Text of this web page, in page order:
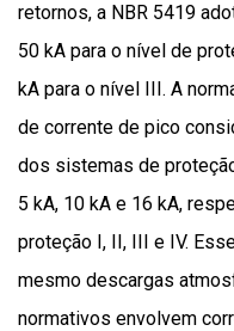
retornos, a NBR 5419
50 kA para o nível de
kA para o nível III. A
de corrente de pico
dos sistemas de
5 kA, 10 kA e 16 kA,
proteção I, II, III e IV.
mesmo descargas
normativos envolvem